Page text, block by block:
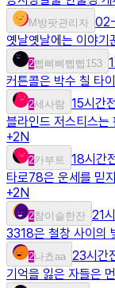
M 방팟관리자
옛날옛날에는 이야기
2삡삐삐삡삡153
커튼콜은 박수 칠 타
2세사람 15시간전
블라인드 저스티스는
+2 N
2카부트 18시간
타로78은 운세를 믿
+2 N
2참이슬한잔 21
3318은 철창 사이의
2나쵸aa 23시간
기억을 잃은 자들은